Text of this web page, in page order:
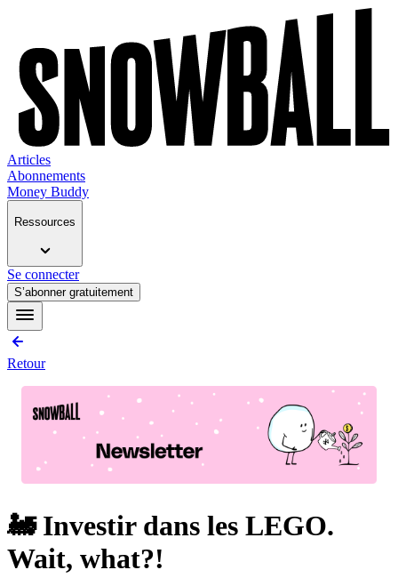
Articles
Abonnements
Money Buddy
Ressources
Se connecter
S’abonner gratuitement
Retour
🚂 Investir dans les LEGO.
Wait, what?!